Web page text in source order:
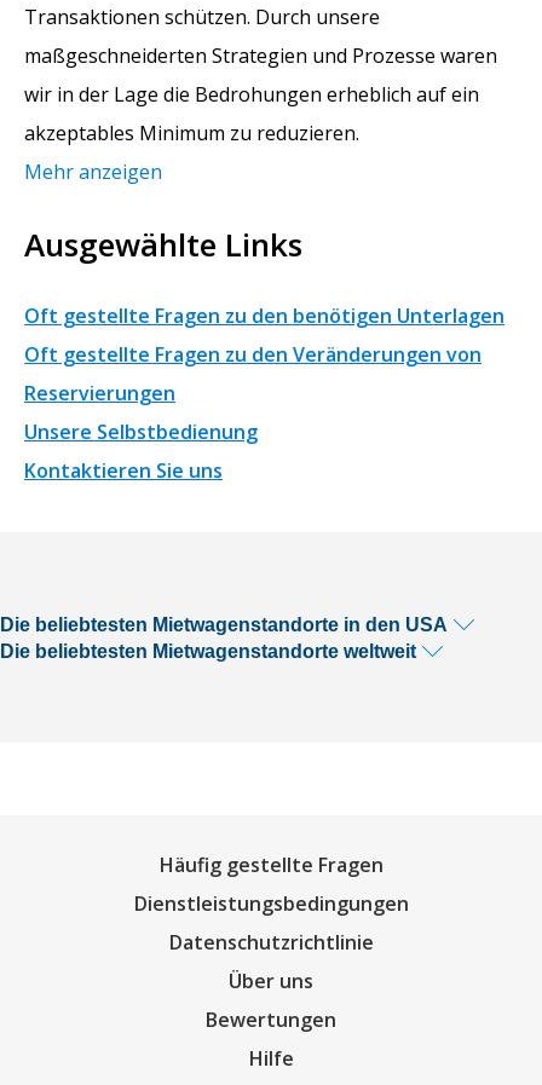
Transaktionen schützen. Durch unsere
maßgeschneiderten Strategien und Prozesse waren
wir in der Lage die Bedrohungen erheblich auf ein
akzeptables Minimum zu reduzieren.
Mehr anzeigen
Ausgewählte Links
Oft gestellte Fragen zu den benötigen Unterlagen
Oft gestellte Fragen zu den Veränderungen von
Reservierungen
Unsere Selbstbedienung
Kontaktieren Sie uns
Die beliebtesten Mietwagenstandorte in den USA
Die beliebtesten Mietwagenstandorte weltweit
Häufig gestellte Fragen
Dienstleistungsbedingungen
Datenschutzrichtlinie
Über uns
Bewertungen
Hilfe